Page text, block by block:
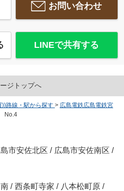
お問い合わせ
LINEで共有する
ジトップへ
))路線・駅から探す > 広島電鉄広島電鉄宮
No.4
市安佐北区 / 広島市安佐南区 /
/ 西条町寺家 / 八本松町原 /